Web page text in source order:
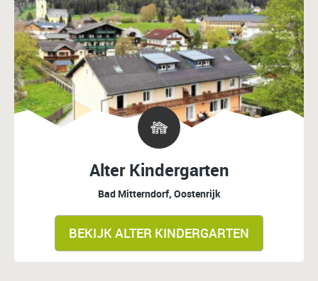
Alter Kindergarten
Bad Mitterndorf, Oostenrijk
BEKIJK ALTER KINDERGARTEN